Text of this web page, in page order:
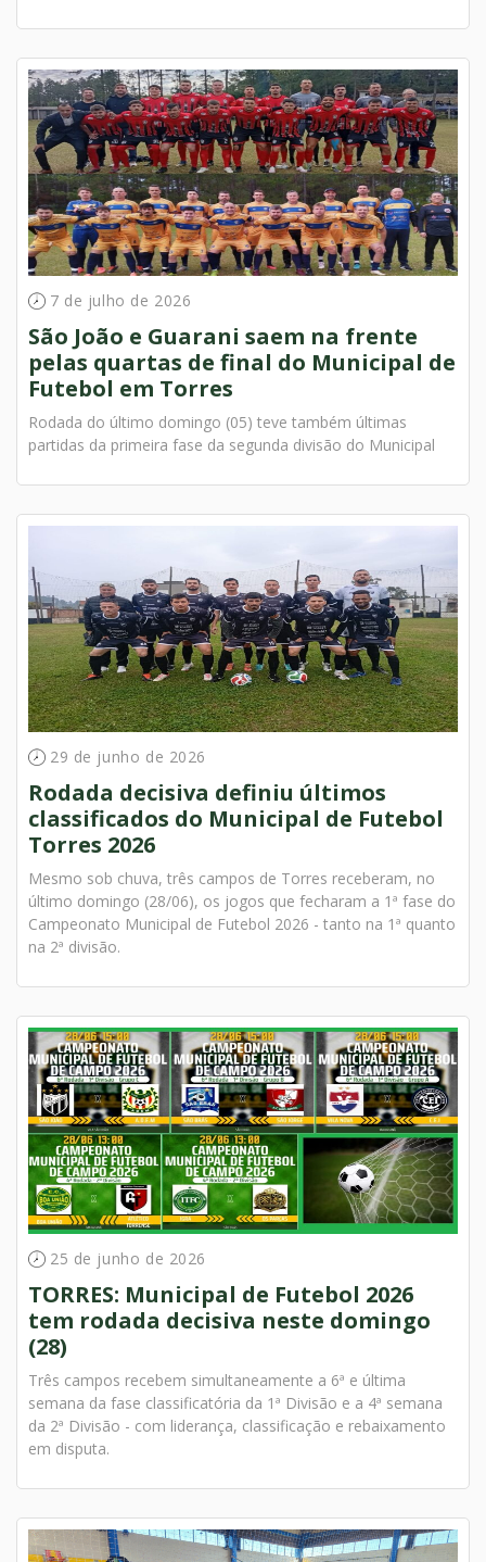
7 de julho de 2026
São João e Guarani saem na frente
pelas quartas de final do Municipal de
Futebol em Torres
Rodada do último domingo (05) teve também últimas
partidas da primeira fase da segunda divisão do Municipal
29 de junho de 2026
Rodada decisiva definiu últimos
classificados do Municipal de Futebol
Torres 2026
Mesmo sob chuva, três campos de Torres receberam, no
último domingo (28/06), os jogos que fecharam a 1ª fase do
Campeonato Municipal de Futebol 2026 - tanto na 1ª quanto
na 2ª divisão.
25 de junho de 2026
TORRES: Municipal de Futebol 2026
tem rodada decisiva neste domingo
(28)
Três campos recebem simultaneamente a 6ª e última
semana da fase classificatória da 1ª Divisão e a 4ª semana
da 2ª Divisão - com liderança, classificação e rebaixamento
em disputa.